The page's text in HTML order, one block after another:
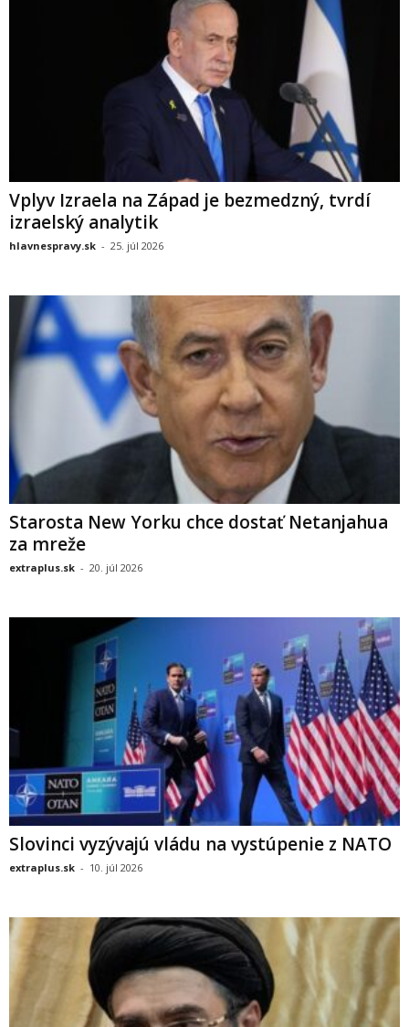
Vplyv Izraela na Západ je bezmedzný, tvrdí
izraelský analytik
hlavnespravy.sk - 25. júl 2026
Starosta New Yorku chce dostať Netanjahua
za mreže
extraplus.sk - 20. júl 2026
Slovinci vyzývajú vládu na vystúpenie z NATO
extraplus.sk - 10. júl 2026